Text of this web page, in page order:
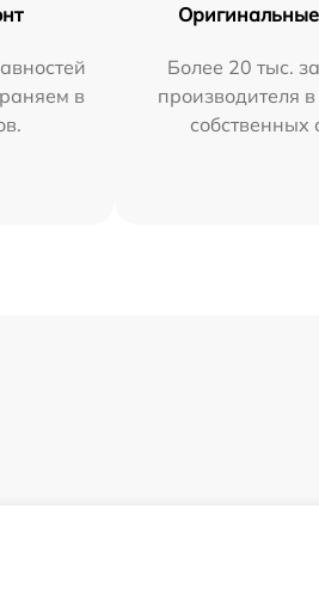
в
Более 20 тыс.
производителя
собственных